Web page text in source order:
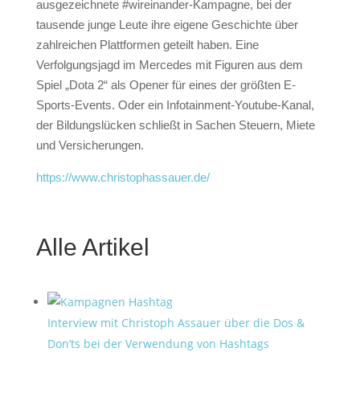
ausgezeichnete #wireinander-Kampagne, bei der
tausende junge Leute ihre eigene Geschichte über
zahlreichen Plattformen geteilt haben. Eine
Verfolgungsjagd im Mercedes mit Figuren aus dem
Spiel „Dota 2“ als Opener für eines der größten E-
Sports-Events. Oder ein Infotainment-Youtube-Kanal,
der Bildungslücken schließt in Sachen Steuern, Miete
und Versicherungen.
https://www.christophassauer.de/
Alle Artikel
Interview mit Christoph Assauer über die Dos &
Don’ts bei der Verwendung von Hashtags